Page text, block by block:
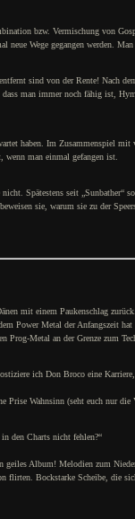
bzw. Vermischung von
neue Wege gegangen werden.
sind von der Rente! Nach
man immer noch fähig ist,
haben. Im Zusammenspiel
wenn man einmal gefangen ist.
Spätestens seit „Sunbather“
sie, warum sie zu der
mit einem Paukenschlag
Power Metal der Anfangszeit hat
Prog-Metal an der Grenze zum
ich Don Broco eine
Prise Wahnsinn (seht euch nur die
den Charts nicht fehlen?“
Album! Melodien zum
flirten. Bockstarke Scheibe, die